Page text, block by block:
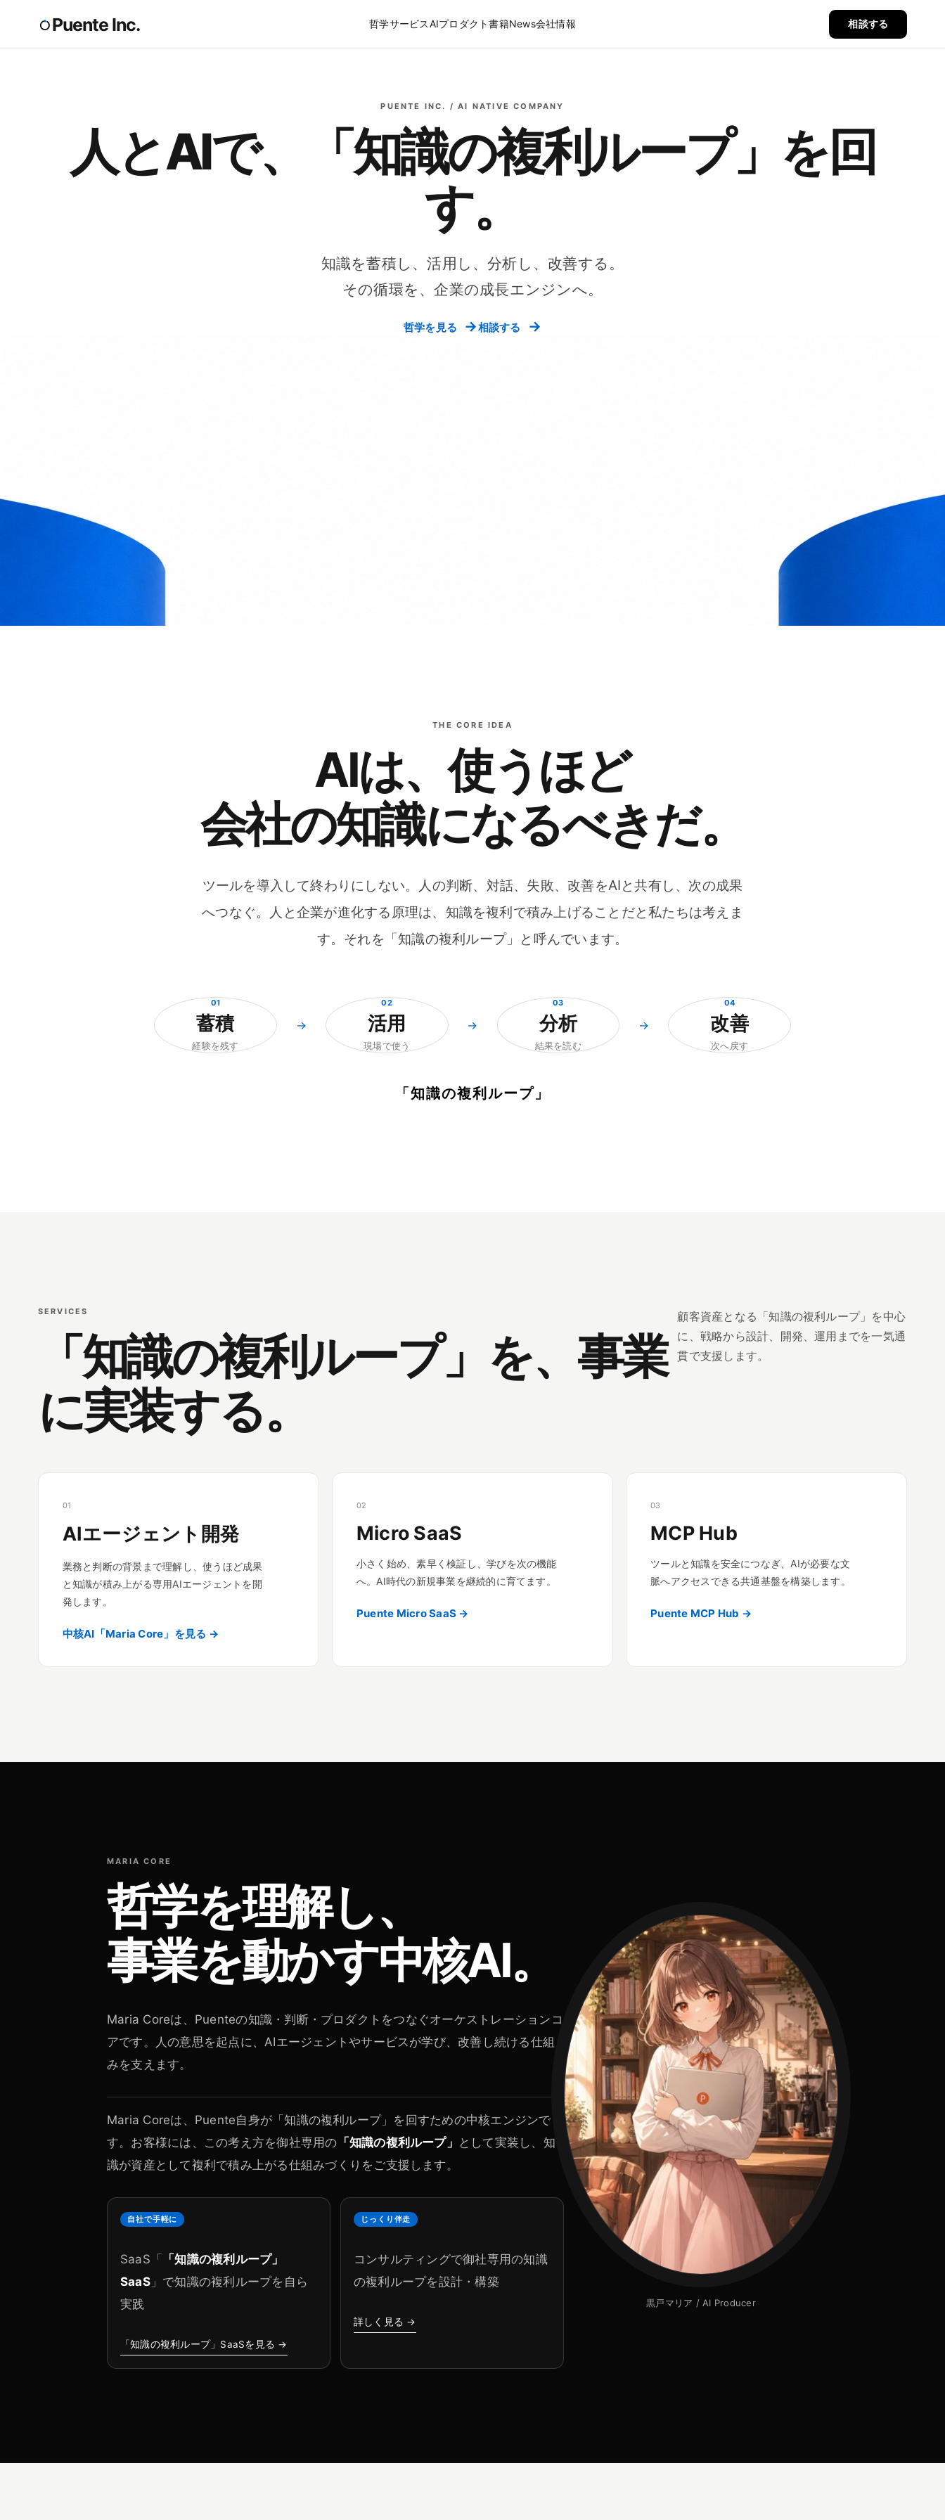
Puente Inc. 哲学サービスAIプロダクト書籍News会社情報 相談する
PUENTE INC. / AI NATIVE COMPANY
人とAIで、 「知識の複利ループ」 を回
す。
知識を蓄積し、活用し、分析し、改善する。
その循環を、企業の成長エンジンへ。
哲学を見る →相談する →
THE CORE IDEA
AIは、使うほど
会社の知識になるべきだ。
ツールを導入して終わりにしない。人の判断、対話、失敗、改善をAIと共有し、次の成果
へつなぐ。人と企業が進化する原理は、知識を複利で積み上げることだと私たちは考えま
す。それを「知識の複利ループ」と呼んでいます。
01
蓄積
経験を残す
→
02
活用
現場で使う
→
03
分析
結果を読む
→
04
改善
次へ戻す
「知識の複利ループ」
SERVICES
「知識の複利ループ」を、事業
に実装する。
顧客資産となる「知識の複利ループ」を中心
に、戦略から設計、開発、運用までを一気通
貫で支援します。
01
AIエージェント開発
業務と判断の背景まで理解し、使うほど成果
と知識が積み上がる専用AIエージェントを開
発します。
中核AI「Maria Core」を見る →
02
Micro SaaS
小さく始め、素早く検証し、学びを次の機能
へ。AI時代の新規事業を継続的に育てます。
Puente Micro SaaS →
03
MCP Hub
ツールと知識を安全につなぎ、AIが必要な文
脈へアクセスできる共通基盤を構築します。
Puente MCP Hub →
MARIA CORE
哲学を理解し、
事業を動かす中核AI。
Maria Coreは、Puenteの知識・判断・プロダクトをつなぐオーケストレーションコ
アです。人の意思を起点に、AIエージェントやサービスが学び、改善し続ける仕組
みを支えます。
Maria Coreは、Puente自身が「知識の複利ループ」を回すための中核エンジンで
す。お客様には、この考え方を御社専用の 「知識の複利ループ」 として実装し、知
識が資産として複利で積み上がる仕組みづくりをご支援します。
自社で手軽に
SaaS「 「知識の複利ループ」
SaaS」で知識の複利ループを自ら
実践
「知識の複利ループ」SaaSを見る →
じっくり伴走
コンサルティングで御社専用の知識
の複利ループを設計・構築
詳しく見る →
黒戸マリア / AI Producer